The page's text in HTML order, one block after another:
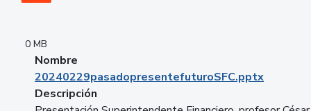
0 MB
Nombre
20240229pasadopresentefuturoSFC.pptx
Descripción